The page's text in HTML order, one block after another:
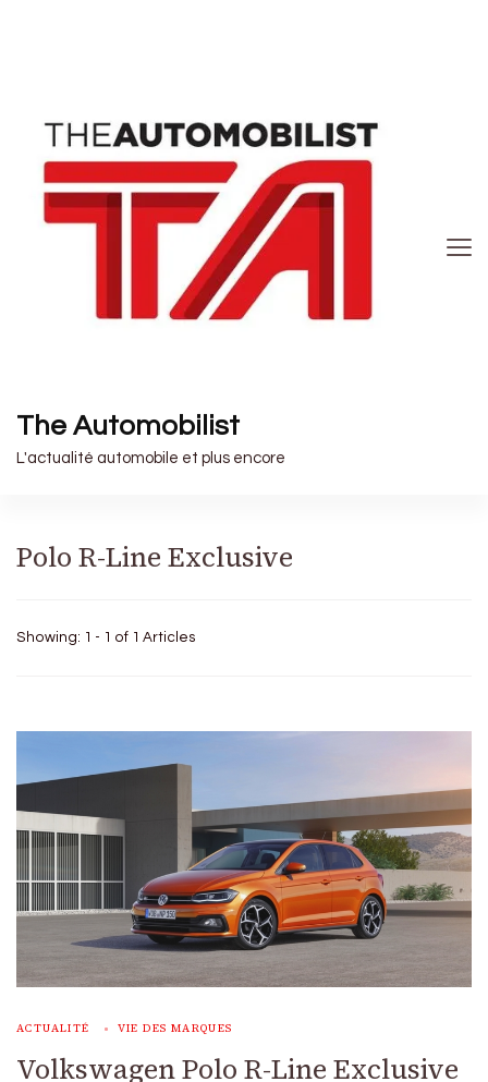
The Automobilist
L'actualité automobile et plus encore
Polo R-Line Exclusive
Showing: 1 - 1 of 1 Articles
ACTUALITÉ VIE DES MARQUES
Volkswagen Polo R-Line Exclusive